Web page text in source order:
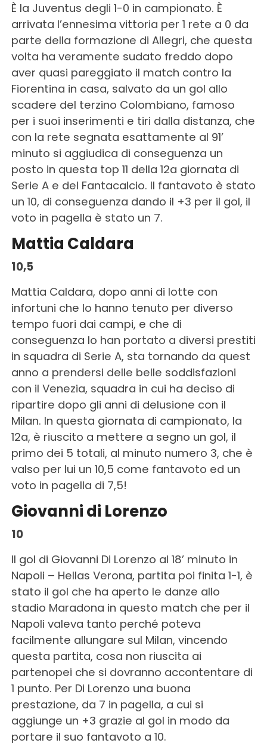
È la Juventus degli 1-0 in campionato. È
arrivata l’ennesima vittoria per 1 rete a 0 da
parte della formazione di Allegri, che questa
volta ha veramente sudato freddo dopo
aver quasi pareggiato il match contro la
Fiorentina in casa, salvato da un gol allo
scadere del terzino Colombiano, famoso
per i suoi inserimenti e tiri dalla distanza, che
con la rete segnata esattamente al 91’
minuto si aggiudica di conseguenza un
posto in questa top 11 della 12a giornata di
Serie A e del Fantacalcio. Il fantavoto è stato
un 10, di conseguenza dando il +3 per il gol, il
voto in pagella è stato un 7.
Mattia Caldara
10,5
Mattia Caldara, dopo anni di lotte con
infortuni che lo hanno tenuto per diverso
tempo fuori dai campi, e che di
conseguenza lo han portato a diversi prestiti
in squadra di Serie A, sta tornando da quest
anno a prendersi delle belle soddisfazioni
con il Venezia, squadra in cui ha deciso di
ripartire dopo gli anni di delusione con il
Milan. In questa giornata di campionato, la
12a, è riuscito a mettere a segno un gol, il
primo dei 5 totali, al minuto numero 3, che è
valso per lui un 10,5 come fantavoto ed un
voto in pagella di 7,5!
Giovanni di Lorenzo
10
Il gol di Giovanni Di Lorenzo al 18’ minuto in
Napoli – Hellas Verona, partita poi finita 1-1, è
stato il gol che ha aperto le danze allo
stadio Maradona in questo match che per il
Napoli valeva tanto perché poteva
facilmente allungare sul Milan, vincendo
questa partita, cosa non riuscita ai
partenopei che si dovranno accontentare di
1 punto. Per Di Lorenzo una buona
prestazione, da 7 in pagella, a cui si
aggiunge un +3 grazie al gol in modo da
portare il suo fantavoto a 10.